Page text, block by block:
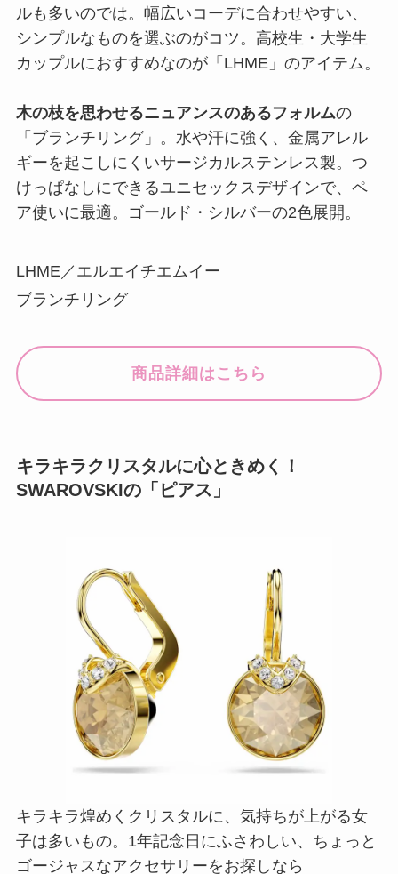
ルも多いのでは。幅広いコーデに合わせやすい、
シンプルなものを選ぶのがコツ。高校生・大学生
カップルにおすすめなのが「LHME」のアイテム。
木の枝を思わせるニュアンスのあるフォルムの
「ブランチリング」。水や汗に強く、金属アレル
ギーを起こしにくいサージカルステンレス製。つ
けっぱなしにできるユニセックスデザインで、ペ
ア使いに最適。ゴールド・シルバーの2色展開。
LHME／エルエイチエムイー
ブランチリング
商品詳細はこちら
キラキラクリスタルに心ときめく！
SWAROVSKIの「ピアス」
キラキラ煌めくクリスタルに、気持ちが上がる女
子は多いもの。1年記念日にふさわしい、ちょっと
ゴージャスなアクセサリーをお探しなら